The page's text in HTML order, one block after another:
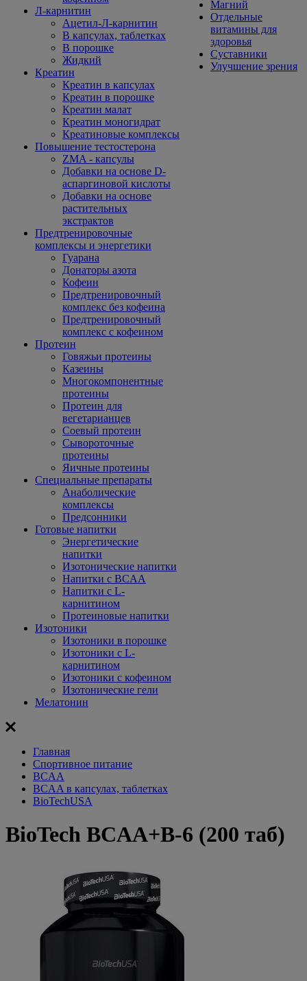
Л-карнитин
Ацетил-Л-карнитин
В капсулах, таблетках
В порошке
Жидкий
Креатин
Креатин в капсулах
Креатин в порошке
Креатин малат
Креатин моногидрат
Креатиновые комплексы
Повышение тестостерона
ZMA - капсулы
Добавки на основе D-
аспаргиновой кислоты
Добавки на основе
растительных
экстрактов
Предтренировочные
комплексы и энергетики
Гуарана
Донаторы азота
Кофеин
Предтренировочный
комплекс без кофеина
Предтренировочный
комплекс с кофеином
Протеин
Говяжьи протеины
Казеины
Многокомпонентные
протеины
Протеин для
вегетарианцев
Соевый протеин
Сывороточные
протеины
Яичные протеины
Специальные препараты
Анаболические
комплексы
Предсонники
Готовые напитки
Энергетические
напитки
Изотонические напитки
Напитки с BCAA
Напитки с L-
карнитином
Протеиновые напитки
Изотоники
Изотоники в порошке
Изотоники с L-
карнитином
Изотоники с кофеином
Изотонические гели
Мелатонин
Магний
Отдельные
витамины для
здоровья
Суставники
Улучшение зрения
Главная
Спортивное питание
BCAA
BCAA в капсулах, таблетках
BioTechUSA
BioTech BCAA+B-6 (200 таб)